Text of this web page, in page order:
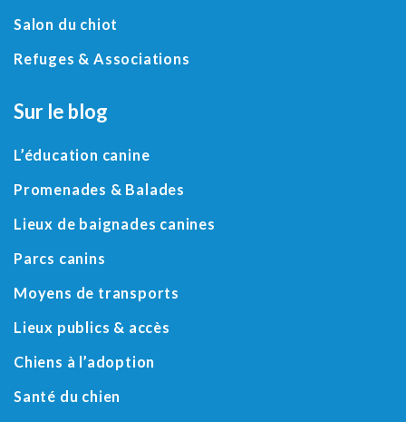
Salon du chiot
Refuges &Associations
Sur le blog
L’éducation canine
Promenades & Balades
Lieux de baignades canines
Parcs canins
Moyens de transports
Lieux publics & accès
Chiens à l’adoption
Santé du chien